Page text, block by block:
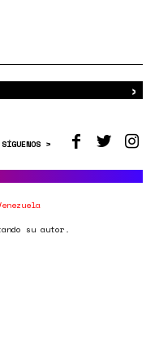
›
SÍGUENOS >
su autor.